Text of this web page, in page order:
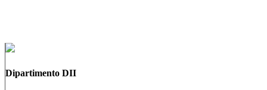
Dipartimento DII